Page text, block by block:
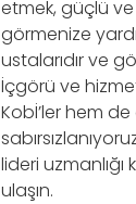
etmek, güçlü
görmenize
ustalarıdır ve
İçgörü ve
Kobİ’ler hem
lideri
ulaşın.